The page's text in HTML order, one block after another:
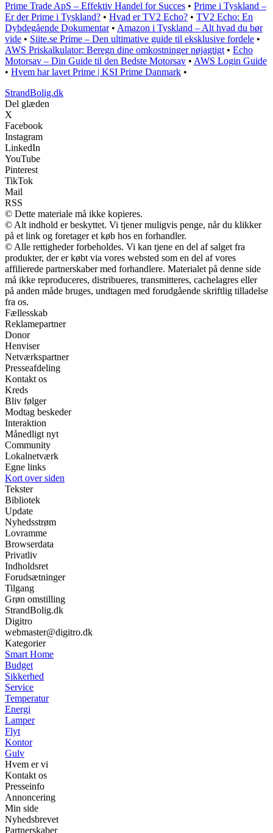
Prime Trade ApS – Effektiv Handel for Succes • Prime i Tyskland –
Er der Prime i Tyskland? • Hvad er TV2 Echo? • TV2 Echo: En
Dybdegående Dokumentar• Amazon i Tyskland – Alt hvad du bør
vide • Siite.se Prime – Den ultimative guide til eksklusive fordele •
AWS Priskalkulator: Beregn dine omkostninger nøjagtigt • Echo
Motorsav – Din Guide til den Bedste Motorsav • AWS Login Guide
• Hvem har lavet Prime | KSI Prime Danmark •
StrandBolig.dk
Del glæden
X
Facebook
Instagram
LinkedIn
YouTube
Pinterest
TikTok
Mail
RSS
© Dette materiale må ikke kopieres.
© Alt indhold er beskyttet. Vi tjener muligvis penge, når du klikker
på et link og foretager et køb hos en forhandler.
© Alle rettigheder forbeholdes. Vi kan tjene en del af salget fra
produkter, der er købt via vores websted som en del af vores
affilierede partnerskaber med forhandlere. Materialet på denne side
må ikke reproduceres, distribueres, transmitteres, cachelagres eller
på anden måde bruges, undtagen med forudgående skriftlig tilladelse
fra os.
Fællesskab
Reklamepartner
Donor
Henviser
Netværkspartner
Presseafdeling
Kontakt os
Kreds
Bliv følger
Modtag beskeder
Interaktion
Månedligt nyt
Community
Lokalnetværk
Egne links
Kort over siden
Tekster
Bibliotek
Update
Nyhedsstrøm
Lovramme
Browserdata
Privatliv
Indholdsret
Forudsætninger
Tilgang
Grøn omstilling
StrandBolig.dk
Digitro
webmaster@digitro.dk
Kategorier
Smart Home
Budget
Sikkerhed
Service
Temperatur
Energi
Lamper
Flyt
Kontor
Gulv
Hvem er vi
Kontakt os
Presseinfo
Annoncering
Min side
Nyhedsbrevet
Partnerskaber